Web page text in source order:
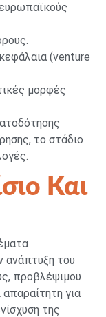
(venture
μορφές
το στάδιο
Και
ανάπτυξη του
προβλέψιμου
απαραίτητη για
της